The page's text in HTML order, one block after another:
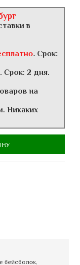
в
. Срок:
. Срок: 2 дня.
на
Никаких
бейсболок,